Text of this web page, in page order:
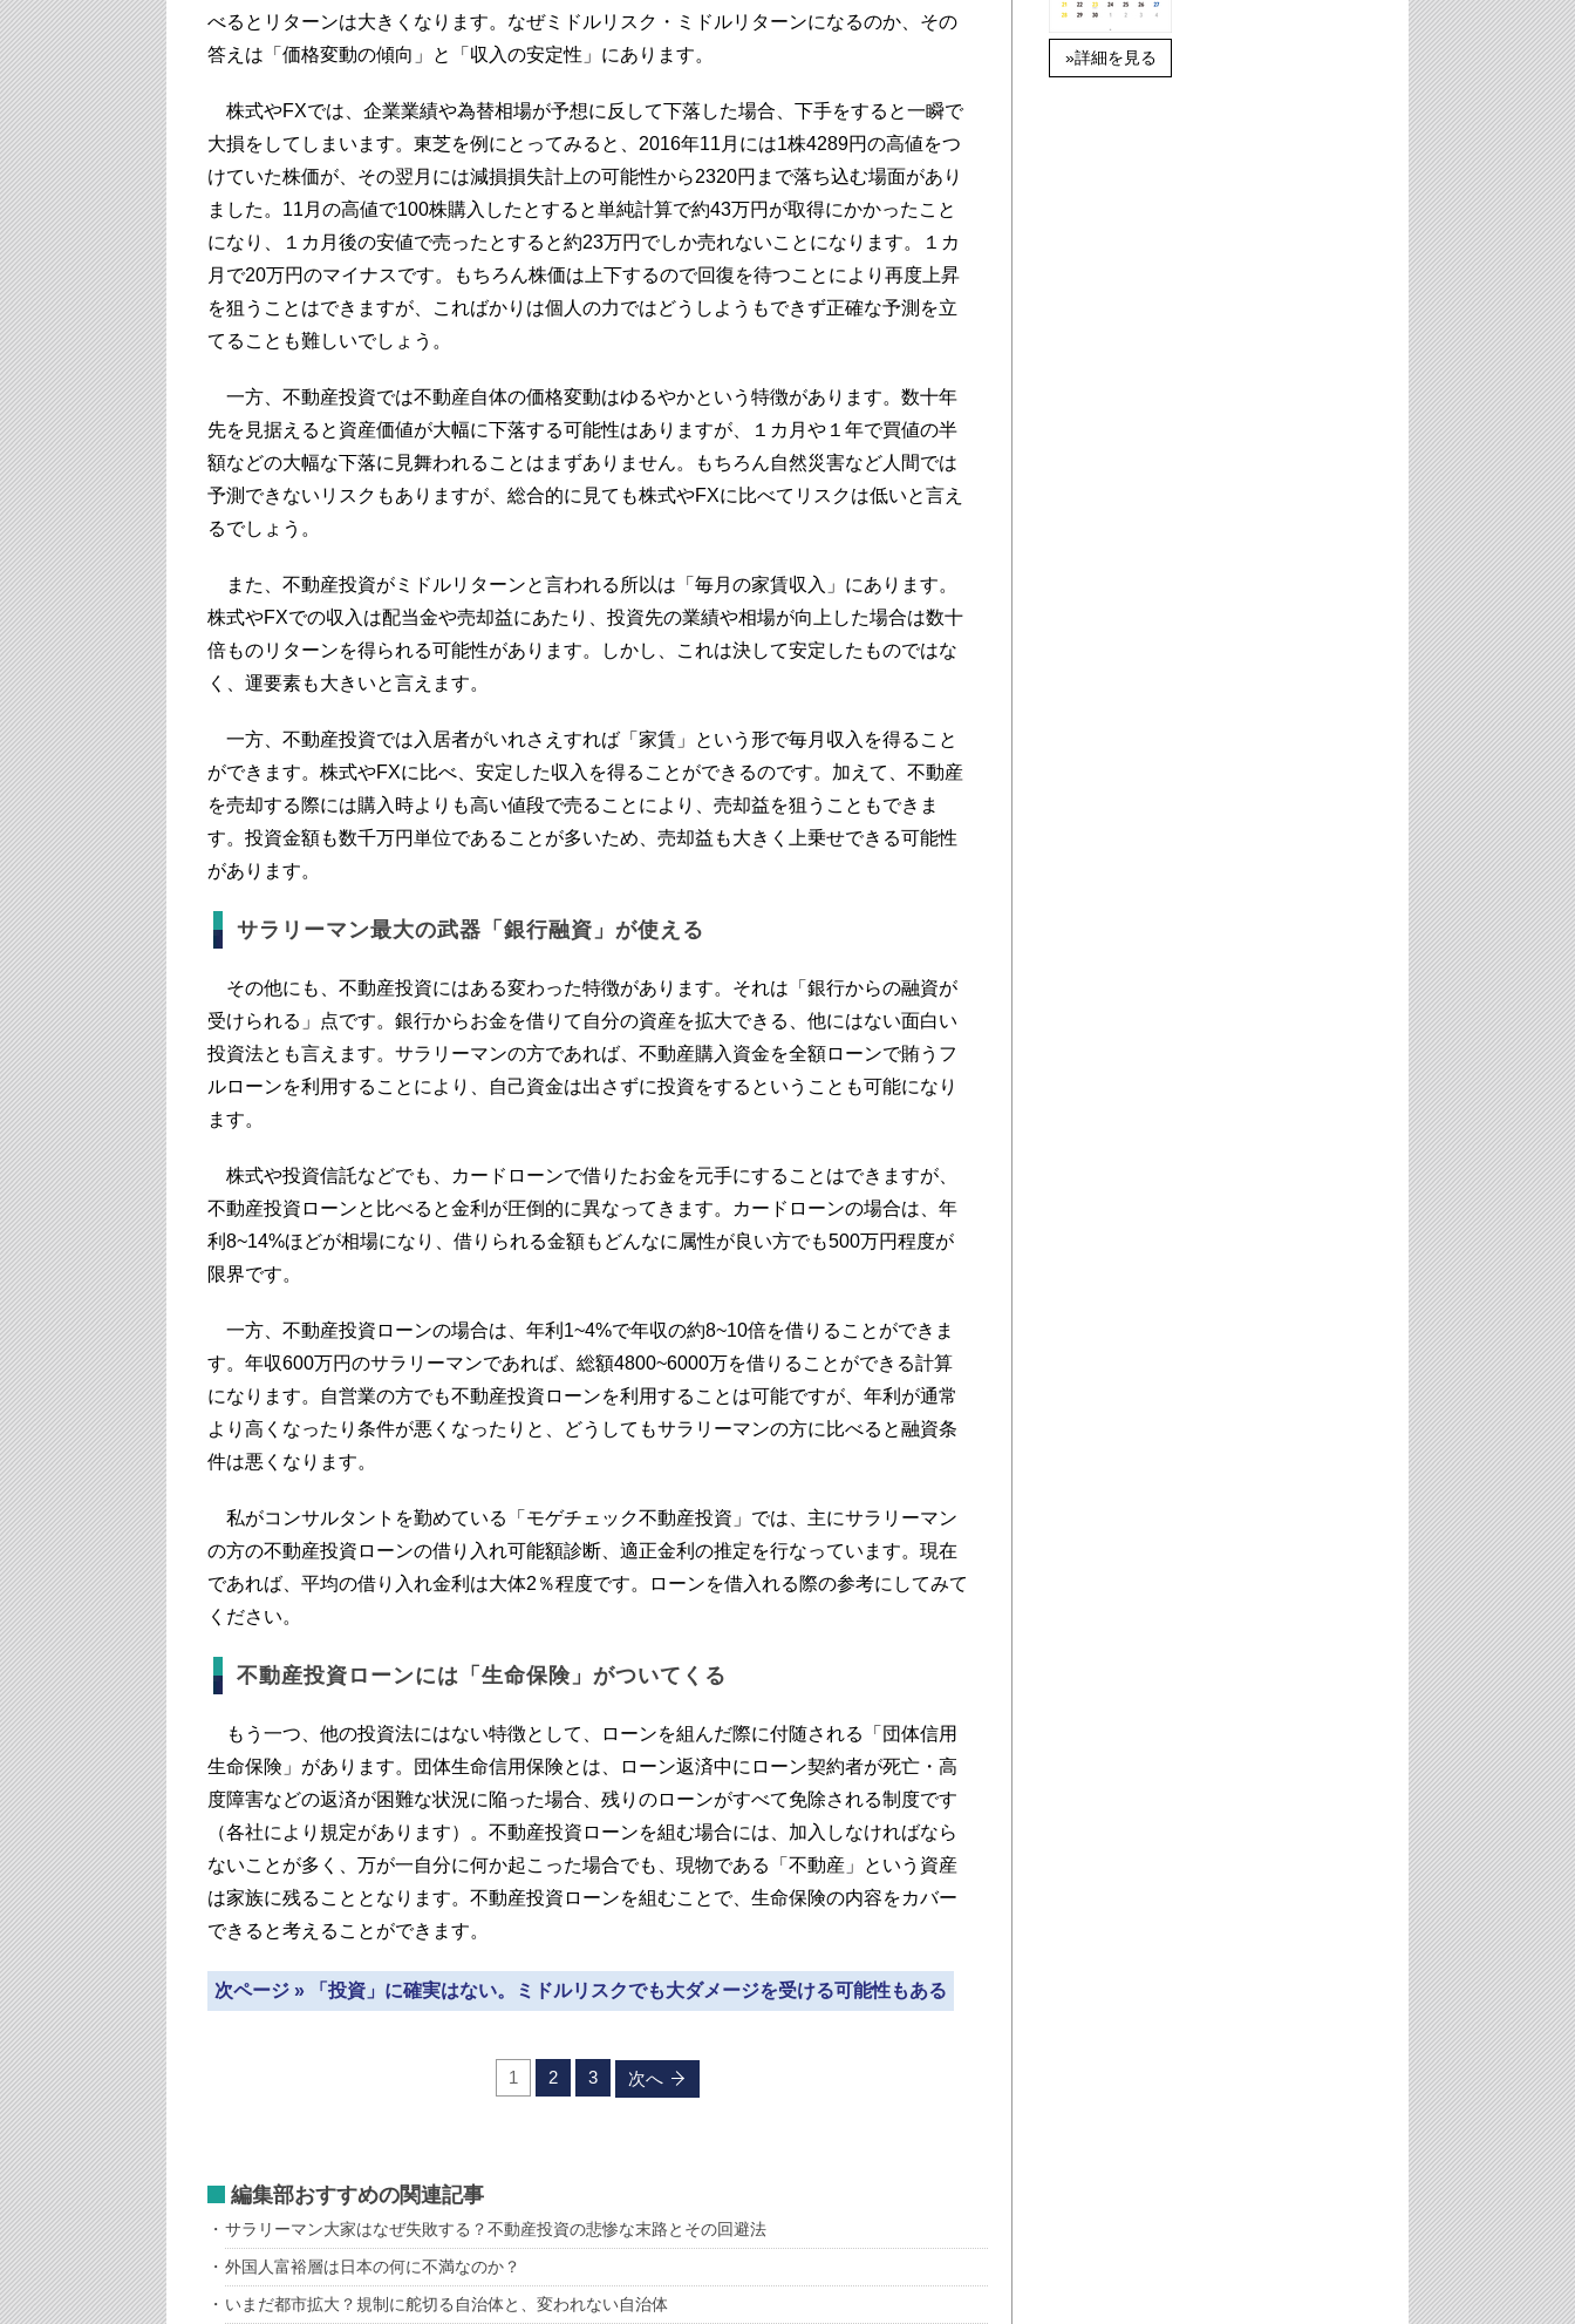
べるとリターンは大きくなります。なぜミドルリスク・ミドルリターンになるのか、その
答えは「価格変動の傾向」と「収入の安定性」にあります。
株式やFXでは、企業業績や為替相場が予想に反して下落した場合、下手をすると一瞬で
大損をしてしまいます。東芝を例にとってみると、2016年11月には1株4289円の高値をつ
けていた株価が、その翌月には減損損失計上の可能性から2320円まで落ち込む場面があり
ました。11月の高値で100株購入したとすると単純計算で約43万円が取得にかかったこと
になり、１カ月後の安値で売ったとすると約23万円でしか売れないことになります。１カ
月で20万円のマイナスです。もちろん株価は上下するので回復を待つことにより再度上昇
を狙うことはできますが、こればかりは個人の力ではどうしようもできず正確な予測を立
てることも難しいでしょう。
一方、不動産投資では不動産自体の価格変動はゆるやかという特徴があります。数十年
先を見据えると資産価値が大幅に下落する可能性はありますが、１カ月や１年で買値の半
額などの大幅な下落に見舞われることはまずありません。もちろん自然災害など人間では
予測できないリスクもありますが、総合的に見ても株式やFXに比べてリスクは低いと言え
るでしょう。
また、不動産投資がミドルリターンと言われる所以は「毎月の家賃収入」にあります。
株式やFXでの収入は配当金や売却益にあたり、投資先の業績や相場が向上した場合は数十
倍ものリターンを得られる可能性があります。しかし、これは決して安定したものではな
く、運要素も大きいと言えます。
一方、不動産投資では入居者がいれさえすれば「家賃」という形で毎月収入を得ること
ができます。株式やFXに比べ、安定した収入を得ることができるのです。加えて、不動産
を売却する際には購入時よりも高い値段で売ることにより、売却益を狙うこともできま
す。投資金額も数千万円単位であることが多いため、売却益も大きく上乗せできる可能性
があります。
サラリーマン最大の武器「銀行融資」が使える
その他にも、不動産投資にはある変わった特徴があります。それは「銀行からの融資が
受けられる」点です。銀行からお金を借りて自分の資産を拡大できる、他にはない面白い
投資法とも言えます。サラリーマンの方であれば、不動産購入資金を全額ローンで賄うフ
ルローンを利用することにより、自己資金は出さずに投資をするということも可能になり
ます。
株式や投資信託などでも、カードローンで借りたお金を元手にすることはできますが、
不動産投資ローンと比べると金利が圧倒的に異なってきます。カードローンの場合は、年
利8~14%ほどが相場になり、借りられる金額もどんなに属性が良い方でも500万円程度が
限界です。
一方、不動産投資ローンの場合は、年利1~4%で年収の約8~10倍を借りることができま
す。年収600万円のサラリーマンであれば、総額4800~6000万を借りることができる計算
になります。自営業の方でも不動産投資ローンを利用することは可能ですが、年利が通常
より高くなったり条件が悪くなったりと、どうしてもサラリーマンの方に比べると融資条
件は悪くなります。
私がコンサルタントを勤めている「モゲチェック不動産投資」では、主にサラリーマン
の方の不動産投資ローンの借り入れ可能額診断、適正金利の推定を行なっています。現在
であれば、平均の借り入れ金利は大体2％程度です。ローンを借入れる際の参考にしてみて
ください。
不動産投資ローンには「生命保険」がついてくる
もう一つ、他の投資法にはない特徴として、ローンを組んだ際に付随される「団体信用
生命保険」があります。団体生命信用保険とは、ローン返済中にローン契約者が死亡・高
度障害などの返済が困難な状況に陥った場合、残りのローンがすべて免除される制度です
（各社により規定があります）。不動産投資ローンを組む場合には、加入しなければなら
ないことが多く、万が一自分に何か起こった場合でも、現物である「不動産」という資産
は家族に残ることとなります。不動産投資ローンを組むことで、生命保険の内容をカバー
できると考えることができます。
次ページ » 「投資」に確実はない。ミドルリスクでも大ダメージを受ける可能性もある
1 2 3 次へ
編集部おすすめの関連記事
サラリーマン大家はなぜ失敗する？不動産投資の悲惨な末路とその回避法
外国人富裕層は日本の何に不満なのか？
いまだ都市拡大？規制に舵切る自治体と、変われない自治体
»詳細を見る